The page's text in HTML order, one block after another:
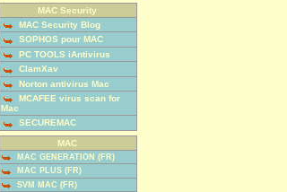
MAC Security
MAC Security Blog
SOPHOS pour MAC
PC TOOLS iAntivirus
ClamXav
Norton antivirus Mac
MCAFEE virus scan for
Mac
SECUREMAC
MAC
MAC GENERATION (FR)
MAC PLUS (FR)
SVM MAC (FR)